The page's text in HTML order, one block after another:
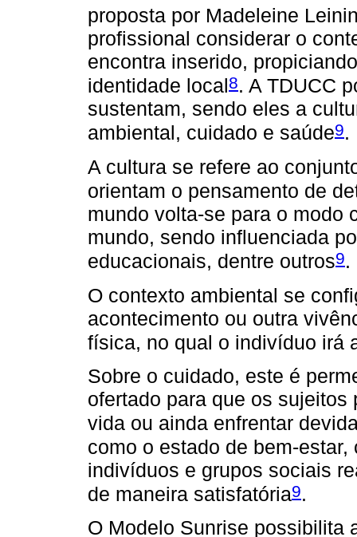
proposta por Madeleine
profissional considerar o
encontra inserido,
identidade local8. A TDUCC
sustentam, sendo eles a
ambiental, cuidado e saúde9.
A cultura se refere ao
orientam o pensamento de
mundo volta-se para o modo
mundo, sendo influenciada
educacionais, dentre outros9.
O contexto ambiental se
acontecimento ou outra
física, no qual o indivíduo irá
Sobre o cuidado, este é
ofertado para que os
vida ou ainda enfrentar
como o estado de bem-
indivíduos e grupos sociais
de maneira satisfatória9.
O Modelo Sunrise possibilita